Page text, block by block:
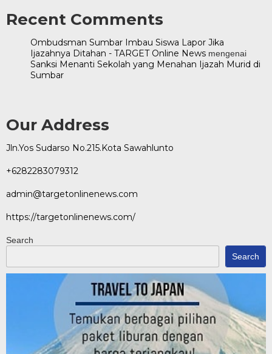
Recent Comments
Ombudsman Sumbar Imbau Siswa Lapor Jika
Ijazahnya Ditahan - TARGET Online News mengenai
Sanksi Menanti Sekolah yang Menahan Ijazah Murid di
Sumbar
Our Address
Jln.Yos Sudarso No.215.Kota Sawahlunto
+6282283079312
admin@targetonlinenews.com
https://targetonlinenews.com/
Search
Search